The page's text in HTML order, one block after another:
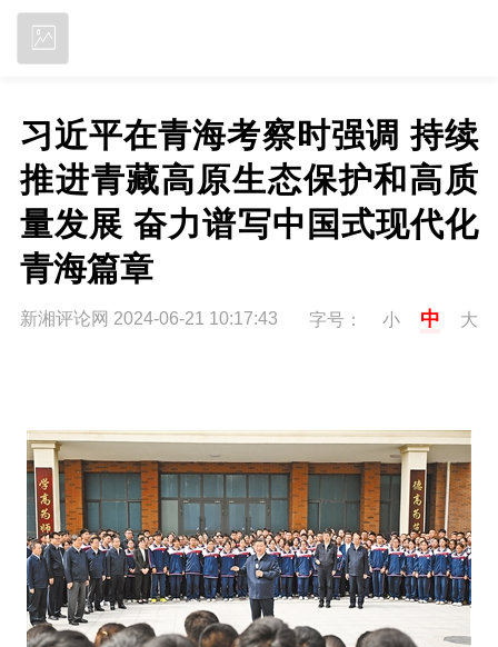
习近平在青海考察时强调 持续
推进青藏高原生态保护和高质
量发展 奋力谱写中国式现代化
青海篇章
新湘评论网 2024-06-21 10:17:43 字号： 小 中 大